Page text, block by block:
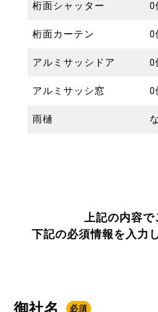
桁面シャッター 0
桁面カーテン 0
アルミサッシドア 0
アルミサッシ窓 0
雨樋
上記の内容で
下記の必須情報を入力
御社名 必須